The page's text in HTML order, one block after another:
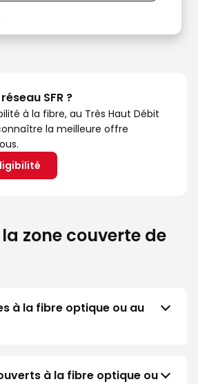
SFR ?
à la fibre, au Très Haut Débit
la meilleure offre
zone couverte de
à la fibre optique ou au
à la fibre optique ou